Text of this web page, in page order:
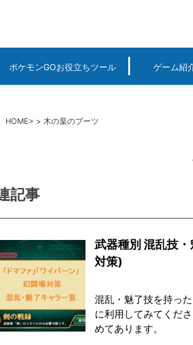
ポケモンGOお役立ちツール ゲーム紹
HOME 木の葉のブーツ
記事
武器種別 混乱技
対策)
混乱・魅了技を持っ
に利用してみてくだ
めてあります。